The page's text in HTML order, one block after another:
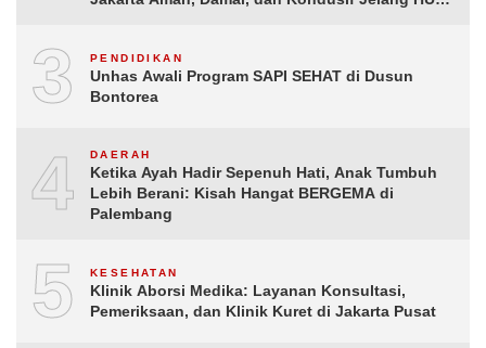
3 PENDIDIKAN
Unhas Awali Program SAPI SEHAT di Dusun
Bontorea
4 DAERAH
Ketika Ayah Hadir Sepenuh Hati, Anak Tumbuh
Lebih Berani: Kisah Hangat BERGEMA di
Palembang
5 KESEHATAN
Klinik Aborsi Medika: Layanan Konsultasi,
Pemeriksaan, dan Klinik Kuret di Jakarta Pusat